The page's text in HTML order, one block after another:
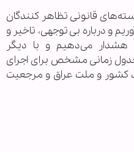
قانونی تظاهر کنندگان
و درباره بی توجهی، تاخیر و
هشدار می‌دهیم و با دیگر
زمانی مشخص برای اجرای
کشور و ملت عراق و مرجعیت